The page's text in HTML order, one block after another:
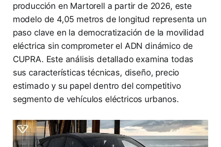
producción en Martorell a partir de 2026, este
modelo de 4,05 metros de longitud representa un
paso clave en la democratización de la movilidad
eléctrica sin comprometer el ADN dinámico de
CUPRA. Este análisis detallado examina todas
sus características técnicas, diseño, precio
estimado y su papel dentro del competitivo
segmento de vehículos eléctricos urbanos.